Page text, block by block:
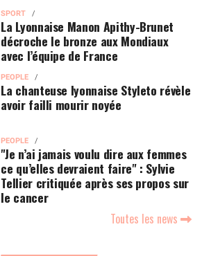
SPORT
La Lyonnaise Manon Apithy-Brunet
décroche le bronze aux Mondiaux
avec l’équipe de France
PEOPLE
La chanteuse lyonnaise Styleto révèle
avoir failli mourir noyée
PEOPLE
"Je n’ai jamais voulu dire aux femmes
ce qu’elles devraient faire" : Sylvie
Tellier critiquée après ses propos sur
le cancer
Toutes les news